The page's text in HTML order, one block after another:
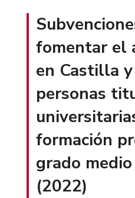
fomentar el
en Castilla
personas
formación
grado
(2022)